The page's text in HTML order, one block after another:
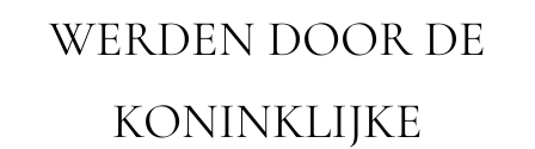
WERDEN DOOR DE
KONINKLIJKE